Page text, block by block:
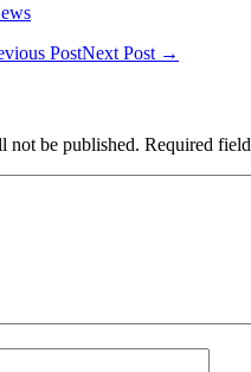
PostNext Post →
not be published. Required